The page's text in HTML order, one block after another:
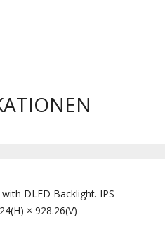
DLED Backlight. IPS
× 928.26(V)